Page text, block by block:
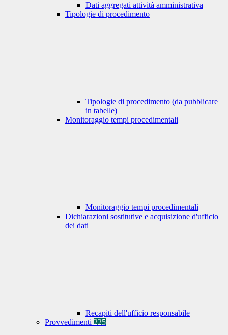
Dati aggregati attività amministrativa
Tipologie di procedimento
Tipologie di procedimento (da pubblicare
in tabelle)
Monitoraggio tempi procedimentali
Monitoraggio tempi procedimentali
Dichiarazioni sostitutive e acquisizione d'ufficio
dei dati
Recapiti dell'ufficio responsabile
Provvedimenti 225